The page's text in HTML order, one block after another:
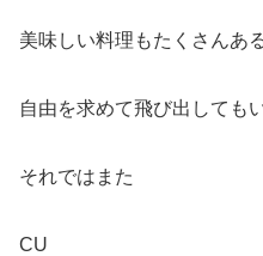
美味しい料理もたくさんあ
自由を求めて飛び出しても
それではまた
CU